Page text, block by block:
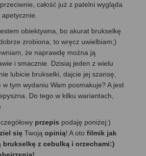
całość już z patelni wygląda
obiektywna, bo akurat brukselkę
zrobiona, to wręcz uwielbiam;)
że naprawdę można ją
i smacznie. Dzisiaj jeden z wielu
lubicie brukselki, dajcie jej szansę,
w tym wydaniu Wam posmakuje? A jest
Do tego w kilku wariantach,
przepis podaję poniżej:)
się Twoją opinią! A oto filmik jak
brukselkę z cebulką i orzechami:)